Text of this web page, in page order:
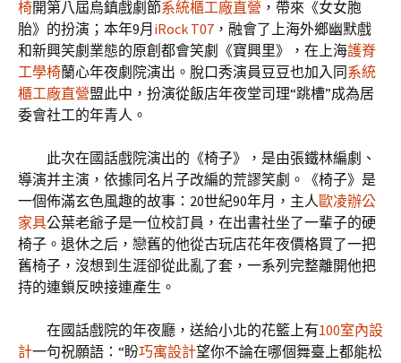
椅開第八屆烏鎮戲劇節系統櫃工廠直營 ，帶來《女女胞
胎》的扮演；本年9月 iRock T07 ，融會了上海外鄉幽默戲
和新興笑劇業態的原創都會笑劇《寶興里》，在上海護脊
工學椅蘭心年夜劇院演出。脫口秀演員豆豆也加入同系統
櫃工廠直營盟此中，扮演從飯店年夜堂司理“跳槽”成為居
委會社工的年青人。
此次在國話戲院演出的《椅子》，是由張鐵林編劇、
導演并主演，依據同名片子改編的荒謬笑劇。《椅子》是
一個佈滿玄色風趣的故事：20世紀90年月，主人歐凌辦公
家具公葉老爺子是一位校訂員，在出書社坐了一輩子的硬
椅子。退休之后，戀舊的他從古玩店花年夜價格買了一把
舊椅子，沒想到生涯卻從此亂了套，一系列完整離開他把
持的連鎖反映接連產生。
在國話戲院的年夜廳，送給小北的花籃上有100室內設
計一句祝願語：“盼巧寓設計望你不論在哪個舞臺上都能松